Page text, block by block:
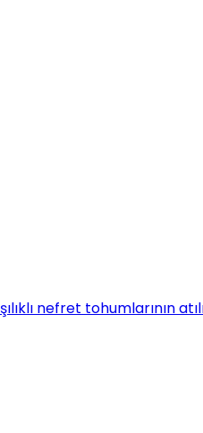
nefret tohumlarının